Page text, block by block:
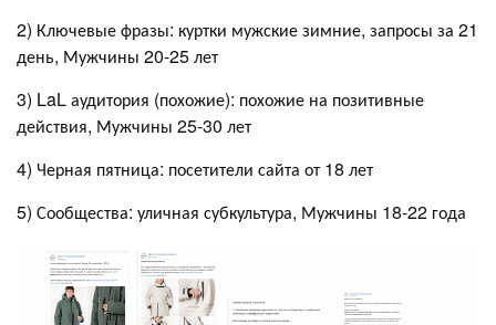
2) Ключевые фразы: куртки мужские зимние, запросы за 21
день, Мужчины 20-25 лет
3) LaL аудитория (похожие): похожие на позитивные
действия, Мужчины 25-30 лет
4) Черная пятница: посетители сайта от 18 лет
5) Сообщества: уличная субкультура, Мужчины 18-22 года